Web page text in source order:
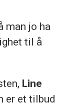
man jo ha
til å
Line
er et tilbud